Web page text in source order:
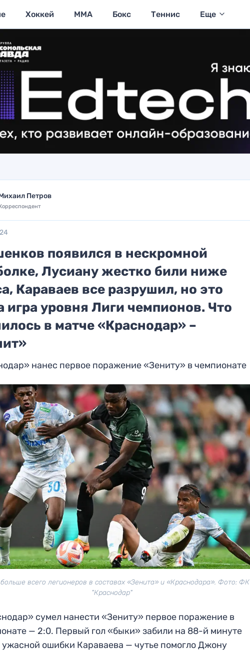
Хоккей MMA Бокс Теннис Еще
Петров
появился в нескромной
Лусиану жестко били ниже
Караваев все разрушил, но это
игра уровня Лиги чемпионов. Что
в матче «Краснодар» –
нанес первое поражение «Зениту» в чемпионате
всего легионеров в составах «Зенита» и «Краснодара». Фото: ФК
"Краснодар"
сумел нанести «Зениту» первое поражение в
— 2:0. Первый гол «быки» забили на 88-й минуте
ужасной ошибки Караваева — чутье помогло Джону